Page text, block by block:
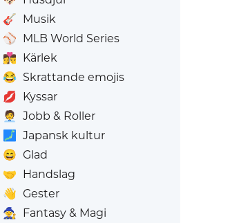
🎸 Musik
⚾ MLB World Series
👩‍❤️‍💋‍👨 Kärlek
😂 Skrattande emojis
💋 Kyssar
🧑‍💼
Jobb & Roller
🗾 Japansk kultur
😄 Glad
🤝 Handslag
👋 Gester
🧙 Fantasy & Magi